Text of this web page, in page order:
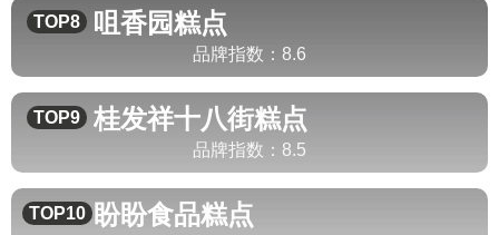
TOP8 咀香园糕点
品牌指数： 8.6
TOP9 桂发祥十八街糕点
品牌指数： 8.5
TOP10 盼盼食品糕点